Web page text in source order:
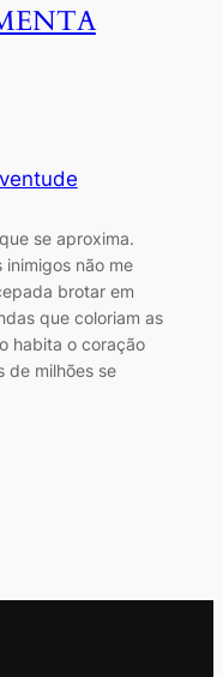
se aproxima.
inimigos não me
brotar em
que coloriam as
habita o coração
de milhões se